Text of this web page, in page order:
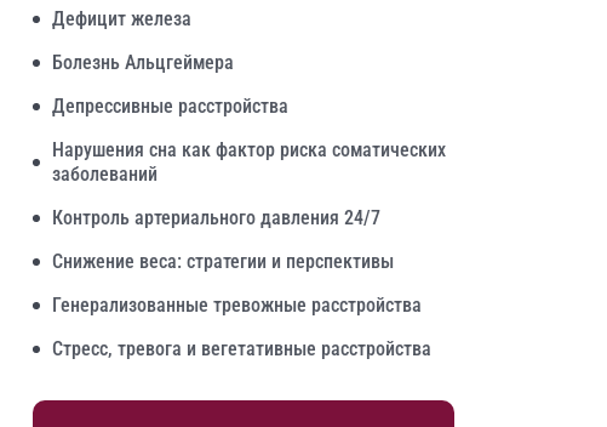
Дефицит железа
Болезнь Альцгеймера
Депрессивные расстройства
Нарушения сна как фактор риска соматических
заболеваний
Контроль артериального давления 24/7
Снижение веса: стратегии и перспективы
Генерализованные тревожные расстройства
Стресс, тревога и вегетативные расстройства